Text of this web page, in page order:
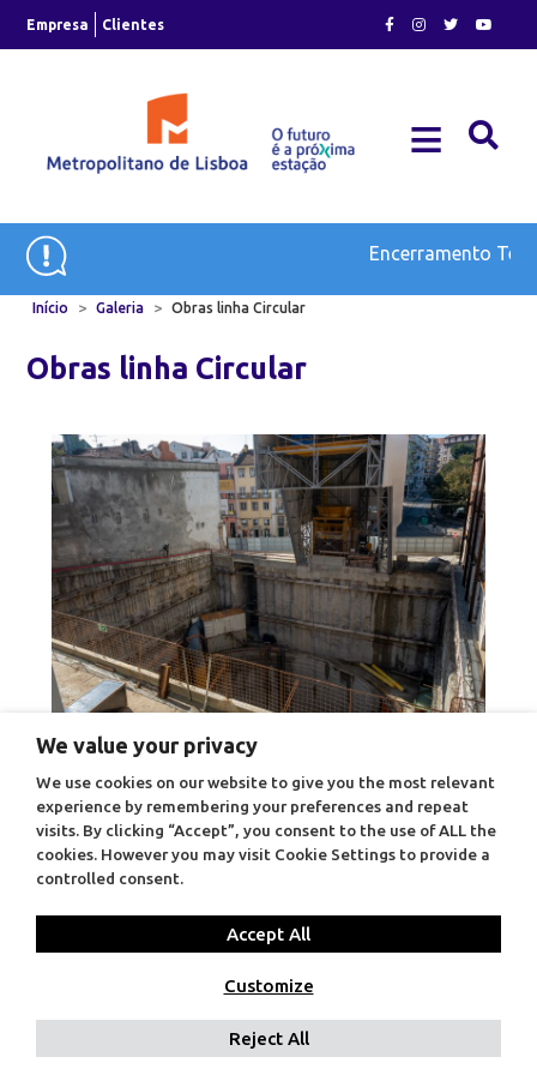
Empresa Clientes
Plano de Expansão e Modernização do Metro
≡
Encerramento
Início > Galeria > Obras linha Circular
Obras linha Circular
Linha Circular – Lote 1 – Estação Estrela – Troço
ligação à estação Rato.
Navegação
de
artigos
© 2026 Metropolitano de Lisboa E.P.E.
We value your privacy
We use cookies on our website to give you the most relevant
experience by remembering your preferences and repeat
visits. By clicking “Accept”, you consent to the use of ALL the
cookies. However you may visit Cookie Settings to provide a
controlled consent.
Customize
Reject All
Accept All